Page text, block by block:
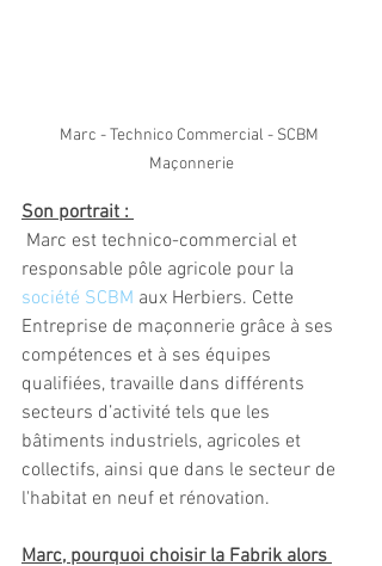
Marc - Technico Commercial - SCBM
Maçonnerie
Son portrait :
responsable pôle agricole pour la
société SCBM aux Herbiers. Cette
Entreprise de maçonnerie grâce à ses
compétences et à ses équipes
qualifiées, travaille dans différents
secteurs d’activité tels que les
bâtiments industriels, agricoles et
collectifs, ainsi que dans le secteur de
l'habitat en neuf et rénovation.
Marc, pourquoi choisir la Fabrik alors